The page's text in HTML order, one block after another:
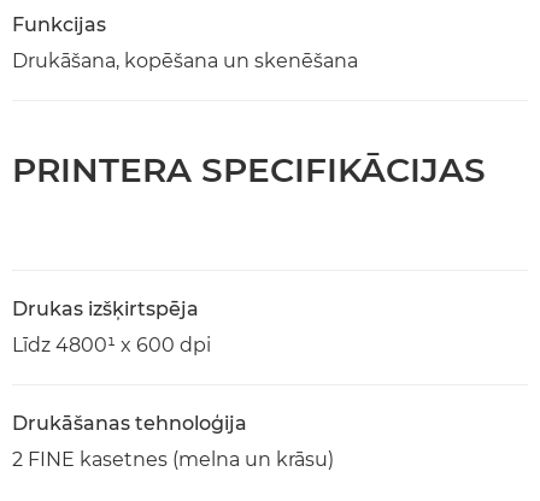
Funkcijas
Drukāšana, kopēšana un skenēšana
PRINTERA SPECIFIKĀCIJAS
Drukas izšķirtspēja
Līdz 4800¹ x 600 dpi
Drukāšanas tehnoloģija
2 FINE kasetnes (melna un krāsu)